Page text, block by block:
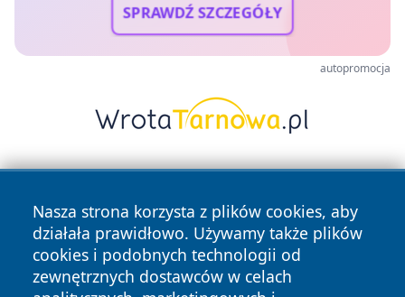
SPRAWDŹ SZCZEGÓŁY
autopromocja
Nasza strona korzysta z plików cookies, aby
działała prawidłowo. Używamy także plików
cookies i podobnych technologii od
zewnętrznych dostawców w celach
Copyright © 2026 dabrowski24.pl Wszystkie prawa